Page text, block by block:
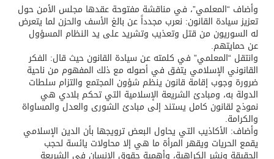
وأضاف “المعلمي”، في مناقشة مفتوحة عقدها مجلس الأمن حول
تعزيز سيادة القانون: نعرب مجدداً عن بالغ الأسف والحزن لما يتعرض
له السوريون من قتل وتعذيب وتشريد على يد النظام المسؤول
عن حمايتهم.
وانتقل “المعلمي” في كلمته عن سيادة القانون حيث قال: الفكر
القانوني الإسلامي يتفق في أصوله مع ذلك المفهوم من ناحية
ضرورة وجوب إقامة قانون ينظم شؤون المجتمع والتزام سلطات
الدولة به، ومبادئ الشريعة الإسلامية التي تحكم بلادي هي
نموذج لقانون كامل يستند إلى مبادئ الشورى والعدل والمساواة
والكرامة.
وأضاف: الأكاذيب التي يحاول البعض ترويجها بأن الدين الإسلامي
يقمع الحريات ويقهر المرأة ما هي إلا محاولات يائسة لحجب
الحقيقة ونشر الكراهية، وأهمية حقوق الإنسان في الشريعة